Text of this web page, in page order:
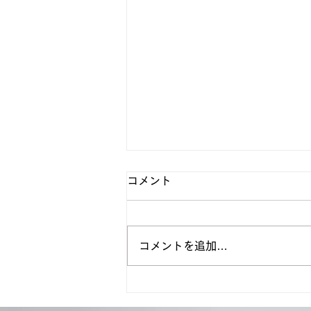
作業労働力
でたびたび放送されています。
特に乗務員の確保等、総労働時間
コメント
コメントを追加…